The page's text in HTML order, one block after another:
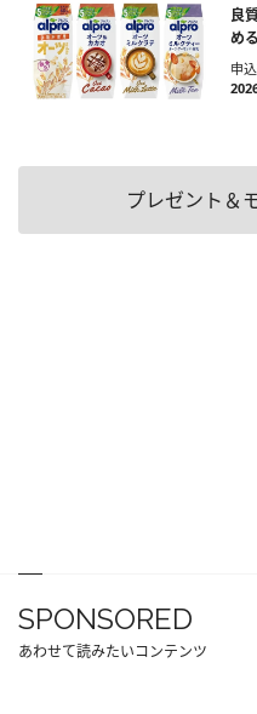
良
め
申
プレゼント＆
SPONSORED
あわせて読みたいコンテンツ